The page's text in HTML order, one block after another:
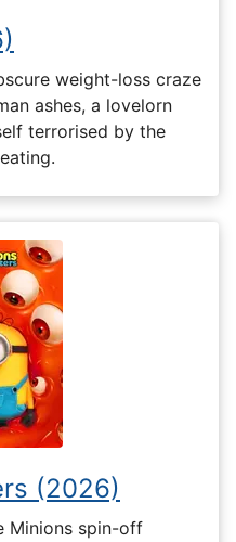
weight-loss craze
ashes, a lovelorn
terrorised by the
(2026)
Minions spin-off